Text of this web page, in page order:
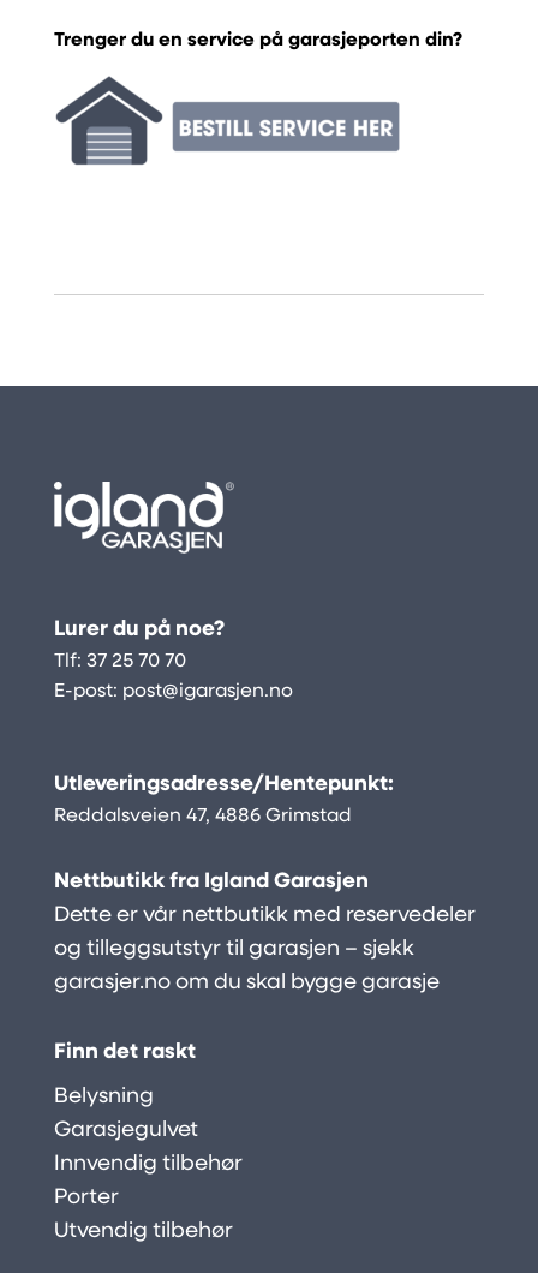
Trenger du en service på garasjeporten din?
Lurer du på noe?
Tlf: 37 25 70 70
E-post: post@igarasjen.no
Utleveringsadresse/Hentepunkt:
Reddalsveien 47, 4886 Grimstad
Nettbutikk fra Igland Garasjen
Dette er vår nettbutikk med reservedeler
og tilleggsutstyr til garasjen – sjekk
garasjer.noom du skal bygge garasje
Finn det raskt
Belysning
Garasjegulvet
Innvendig tilbehør
Porter
Utvendig tilbehør